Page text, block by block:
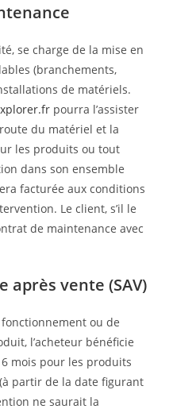
se charge de la mise en
(branchements,
de matériels.
pourra l’assister
du matériel et la
les produits ou tout
dans son ensemble
facturée aux conditions
Le client, s’il le
de maintenance avec
après vente (SAV)
ou de
l’acheteur bénéficie
6 mois pour les produits
partir de la date figurant
ne saurait la